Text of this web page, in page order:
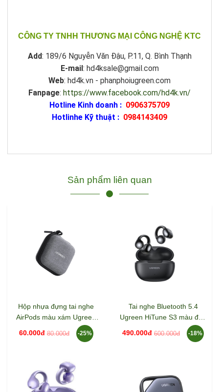
CÔNG TY TNHH THƯƠNG MẠI CÔNG NGHỆ KTC
Add: 189/6 Nguyễn Văn Đậu, P.11, Q. Bình Thạnh
E-mail : hd4ksale@gmail.com
Web: hd4k.vn - phanphoiugreen.com
Fanpage: https://www.facebook.com/hd4k.vn/
Hotline Kinh doanh : 0906375709
Hotlinhe Kỹ thuật : 0984143409
Sản phẩm liên quan
Hộp nhựa đựng tai nghe
AirPods màu xám Ugreen
60.000đ 80.000đ -25%
Tai nghe Bluetooth 5.4
Ugreen HiTune S3 màu đen
Ugreen 45785 WS209
490.000đ 600.000đ -18%